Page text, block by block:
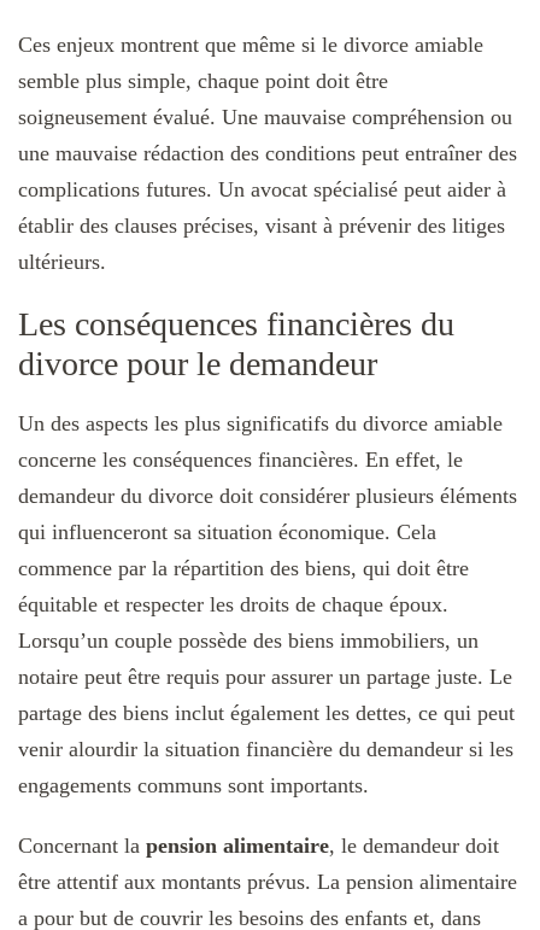
Ces enjeux montrent que même si le divorce amiable
semble plus simple, chaque point doit être
soigneusement évalué. Une mauvaise compréhension ou
une mauvaise rédaction des conditions peut entraîner des
complications futures. Un avocat spécialisé peut aider à
établir des clauses précises, visant à prévenir des litiges
ultérieurs.
Les conséquences financières du
divorce pour le demandeur
Un des aspects les plus significatifs du divorce amiable
concerne les conséquences financières. En effet, le
demandeur du divorce doit considérer plusieurs éléments
qui influenceront sa situation économique. Cela
commence par la répartition des biens, qui doit être
équitable et respecter les droits de chaque époux.
Lorsqu’un couple possède des biens immobiliers, un
notaire peut être requis pour assurer un partage juste. Le
partage des biens inclut également les dettes, ce qui peut
venir alourdir la situation financière du demandeur si les
engagements communs sont importants.
Concernant la pension alimentaire, le demandeur doit
être attentif aux montants prévus. La pension alimentaire
a pour but de couvrir les besoins des enfants et, dans